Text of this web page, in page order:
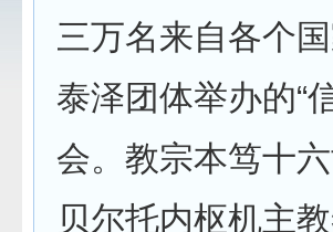
三万名来自各个
泰泽团体举办的“
会。教宗本笃十
贝尔托内枢机主